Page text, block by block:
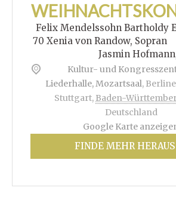
Felix Mendelssohn Bartholdy
70 Xenia von Randow,
Jasmin
Kultur- und
Liederhalle, Mozartsaal,
Stuttgart, Baden-
Deutschland
Google Karte
FINDE MEHR HERAUS